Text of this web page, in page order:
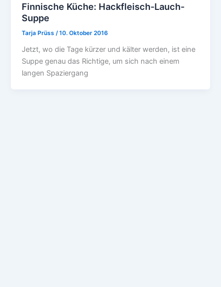
Finnische Küche: Hackfleisch-Lauch-
Suppe
Tarja Prüss /10. Oktober 2016
Jetzt, wo die Tage kürzer und kälter werden, ist eine
Suppe genau das Richtige, um sich nach einem
langen Spaziergang